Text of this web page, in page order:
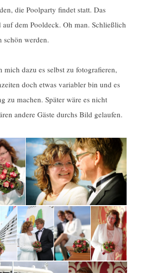
die Poolparty findet statt. Das
dem Pooldeck. Oh man. Schließlich
schön werden.
mich dazu es selbst zu fotografieren,
doch etwas variabler bin und es
zu machen. Später wäre es nicht
andere Gäste durchs Bild gelaufen.